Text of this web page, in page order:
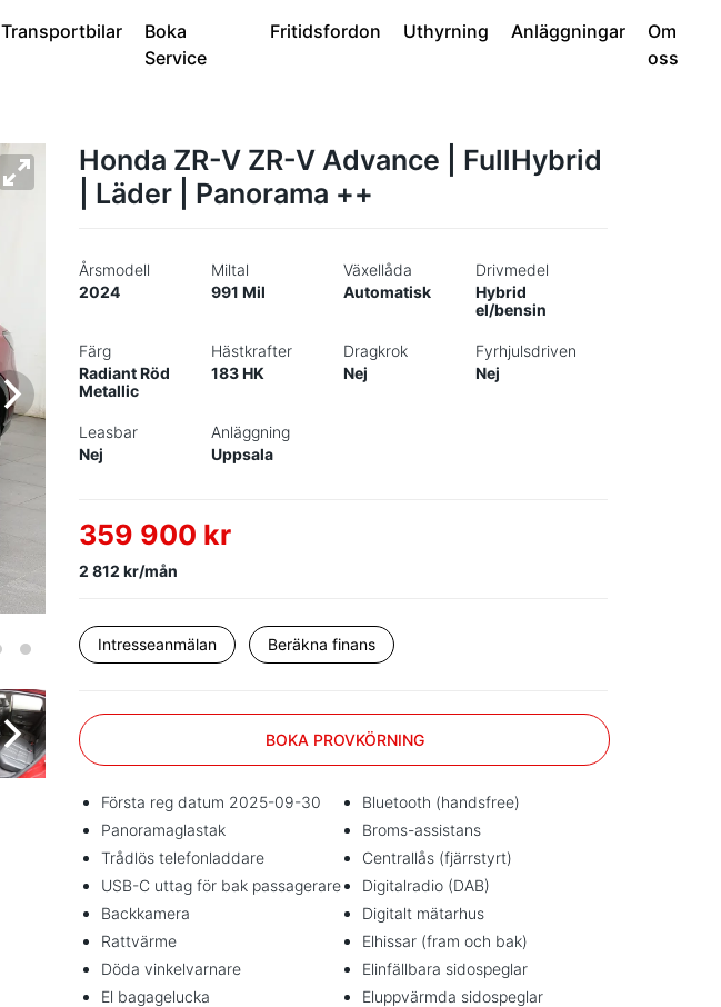
Transportbilar
Boka
Service
Fritidsfordon Uthyrning Anläggningar
Om
oss
Honda ZR-V ZR-V Advance | FullHybrid
| Läder | Panorama ++
Årsmodell
2024
Miltal
991 Mil
Växellåda
Automatisk
Drivmedel
Hybrid
el/bensin
Färg
Radiant Röd
Metallic
Hästkrafter
183 HK
Dragkrok
Nej
Fyrhjulsdriven
Nej
Leasbar
Nej
Anläggning
Uppsala
359 900 kr
2 812 kr/mån
Intresseanmälan Beräkna finans
BOKA PROVKÖRNING
Första reg datum 2025-09-30
Panoramaglastak
Trådlös telefonladdare
USB-C uttag för bak passagerare
Backkamera
Rattvärme
Döda vinkelvarnare
El bagagelucka
Bluetooth (handsfree)
Broms-assistans
Centrallås (fjärrstyrt)
Digitalradio (DAB)
Digitalt mätarhus
Elhissar (fram och bak)
Elinfällbara sidospeglar
Eluppvärmda sidospeglar